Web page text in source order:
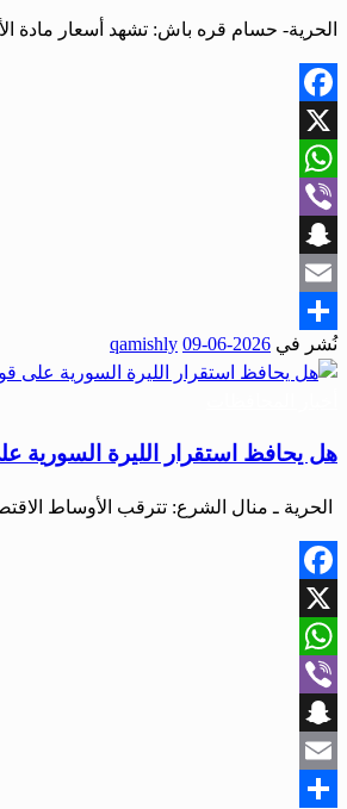
الحرية- حسام قره باش: تشهد أسعار مادة
Facebook
X
WhatsApp
Viber
Snapchat
Email
Share
نُشر في 2026-06-09
qamishly
هل يحافظ استقرار الليرة السورية
الحرية ـ منال الشرع: تترقب الأوساط
Facebook
X
WhatsApp
Viber
Snapchat
Email